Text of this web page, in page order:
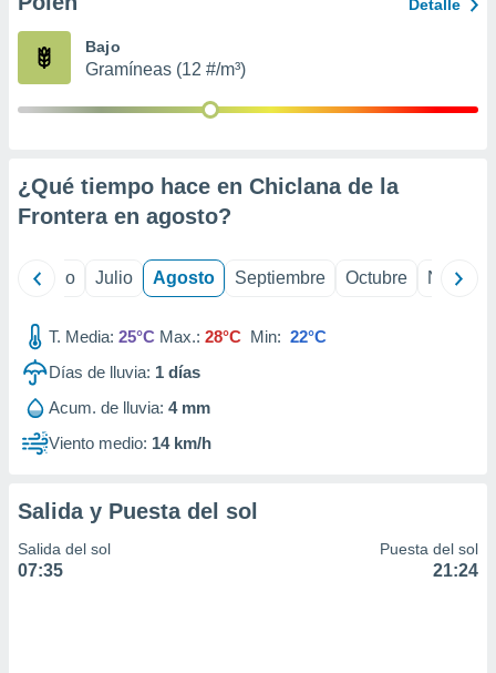
publicidad
1199
Detalle
Bajo
Gramíneas (12 #/m³)
¿Qué tiempo hace en Chiclana de la
Frontera en agosto?
Junio Julio Agosto Septiembre Octubre
T. Media: 25°C Max.: 28°C Min: 22°C
Días de lluvia: 1 días
Acum. de lluvia: 4 mm
Viento medio: 14 km/h
Salida y Puesta del sol
Salida del sol
07:35
Puesta del sol
21:24